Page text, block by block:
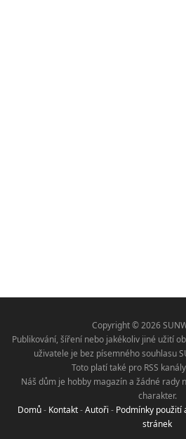
Copyright © 2026
Publikování, šíření nebo jakékoliv jiné užití
uživatele je bez písemného souhlasu
Toto platí také pro RSS
Náš dům je hobby magazín a žádné rady
charakter.
Domů- Kontakt-Autoři - Podmínky použití
stránek